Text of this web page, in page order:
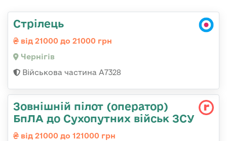
Стрілець
від 21000 до 21000 грн
Чернігів
Військова частина А7328
Зовнішній пілот (оператор)
БпЛА до Сухопутних військ ЗСУ
від 21000 до 121000 грн